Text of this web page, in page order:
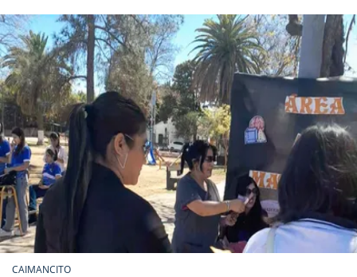
CAIMANCITO